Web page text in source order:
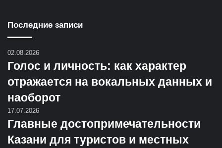
Последние записи
02.08.2026
Голос и личность: как характер
отражается на вокальных данных и
наоборот
17.07.2026
Главные достопримечательности
Казани для туристов и местных